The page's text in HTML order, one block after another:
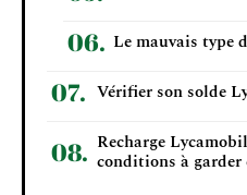
Le mauvais type
Vérifier son solde
Recharge
conditions à garder